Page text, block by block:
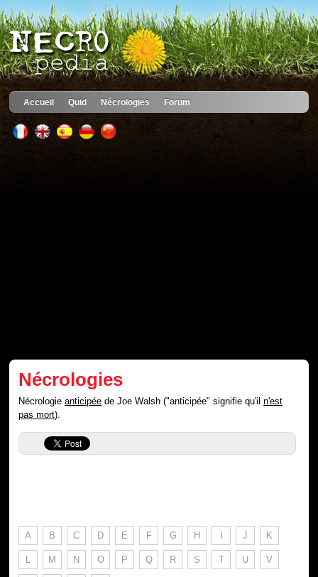
Accueil Quid Nécrologies Forum
Nécrologies
Nécrologieanticipée de Joe Walsh ("anticipée" signifie qu'iln'est
pas mort).
A B C D E F G H I J K
L M N O P Q R S T U V